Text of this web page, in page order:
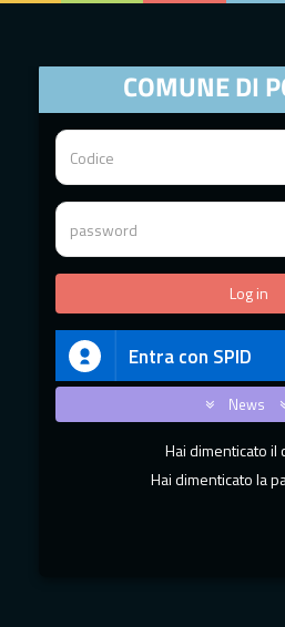
COMUNE DI
Entra con SPID
News
Hai dimenticato il
Hai dimenticato la